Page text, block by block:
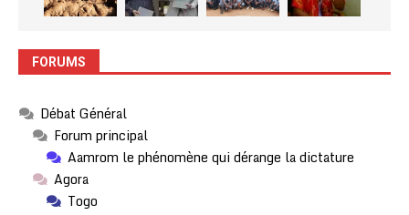
FORUMS
Débat Général
Forum principal
Aamrom le phénomène qui dérange la dictature
Agora
Togo